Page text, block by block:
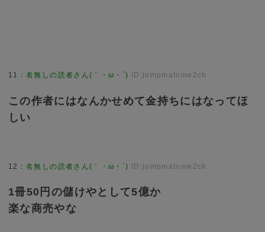
11 ：名無しの読者さん(｀・ω・´) ID:jumpmatome2ch
この作者にはなんかせめて金持ちにはなってほ
しい
12 ：名無しの読者さん(｀・ω・´) ID:jumpmatome2ch
1冊50円の儲けやとして5億か
楽な商売やな